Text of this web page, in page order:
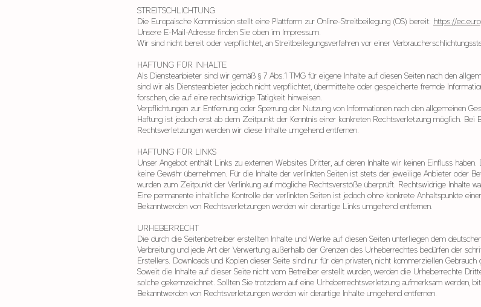
STREITSCHLICHTUNG
Die Europäische Kommission stellt eine Plattform zur Online-Streitbeilegung (OS) bereit: https://
Unsere E-Mail-Adresse finden Sie oben im Impressum.
Wir sind nicht bereit oder verpflichtet, an Streitbeilegungsverfahren vor einer
HAFTUNG FÜR INHALTE
Als Diensteanbieter sind wir gemäß § 7 Abs.1 TMG für eigene Inhalte auf diesen Seiten nach den
sind wir als Diensteanbieter jedoch nicht verpflichtet, übermittelte oder gespeicherte fremde
forschen, die auf eine rechtswidrige Tätigkeit hinweisen.
Verpflichtungen zur Entfernung oder Sperrung der Nutzung von Informationen nach den allgemeinen
Haftung ist jedoch erst ab dem Zeitpunkt der Kenntnis einer konkreten Rechtsverletzung möglich. Bei
Rechtsverletzungen werden wir diese Inhalte umgehend entfernen.
HAFTUNG FÜR LINKS
Unser Angebot enthält Links zu externen Websites Dritter, auf deren Inhalte wir keinen Einfluss
keine Gewähr übernehmen. Für die Inhalte der verlinkten Seiten ist stets der jeweilige Anbieter oder
wurden zum Zeitpunkt der Verlinkung auf mögliche Rechtsverstöße überprüft. Rechtswidrige Inhalte
Eine permanente inhaltliche Kontrolle der verlinkten Seiten ist jedoch ohne konkrete Anhaltspunkte
Bekanntwerden von Rechtsverletzungen werden wir derartige Links umgehend entfernen.
URHEBERRECHT
Die durch die Seitenbetreiber erstellten Inhalte und Werke auf diesen Seiten unterliegen dem
Verbreitung und jede Art der Verwertung außerhalb der Grenzen des Urheberrechtes bedürfen der
Erstellers. Downloads und Kopien dieser Seite sind nur für den privaten, nicht kommerziellen Gebrauch
Soweit die Inhalte auf dieser Seite nicht vom Betreiber erstellt wurden, werden die Urheberrechte
solche gekennzeichnet. Sollten Sie trotzdem auf eine Urheberrechtsverletzung aufmerksam werden,
Bekanntwerden von Rechtsverletzungen werden wir derartige Inhalte umgehend entfernen.